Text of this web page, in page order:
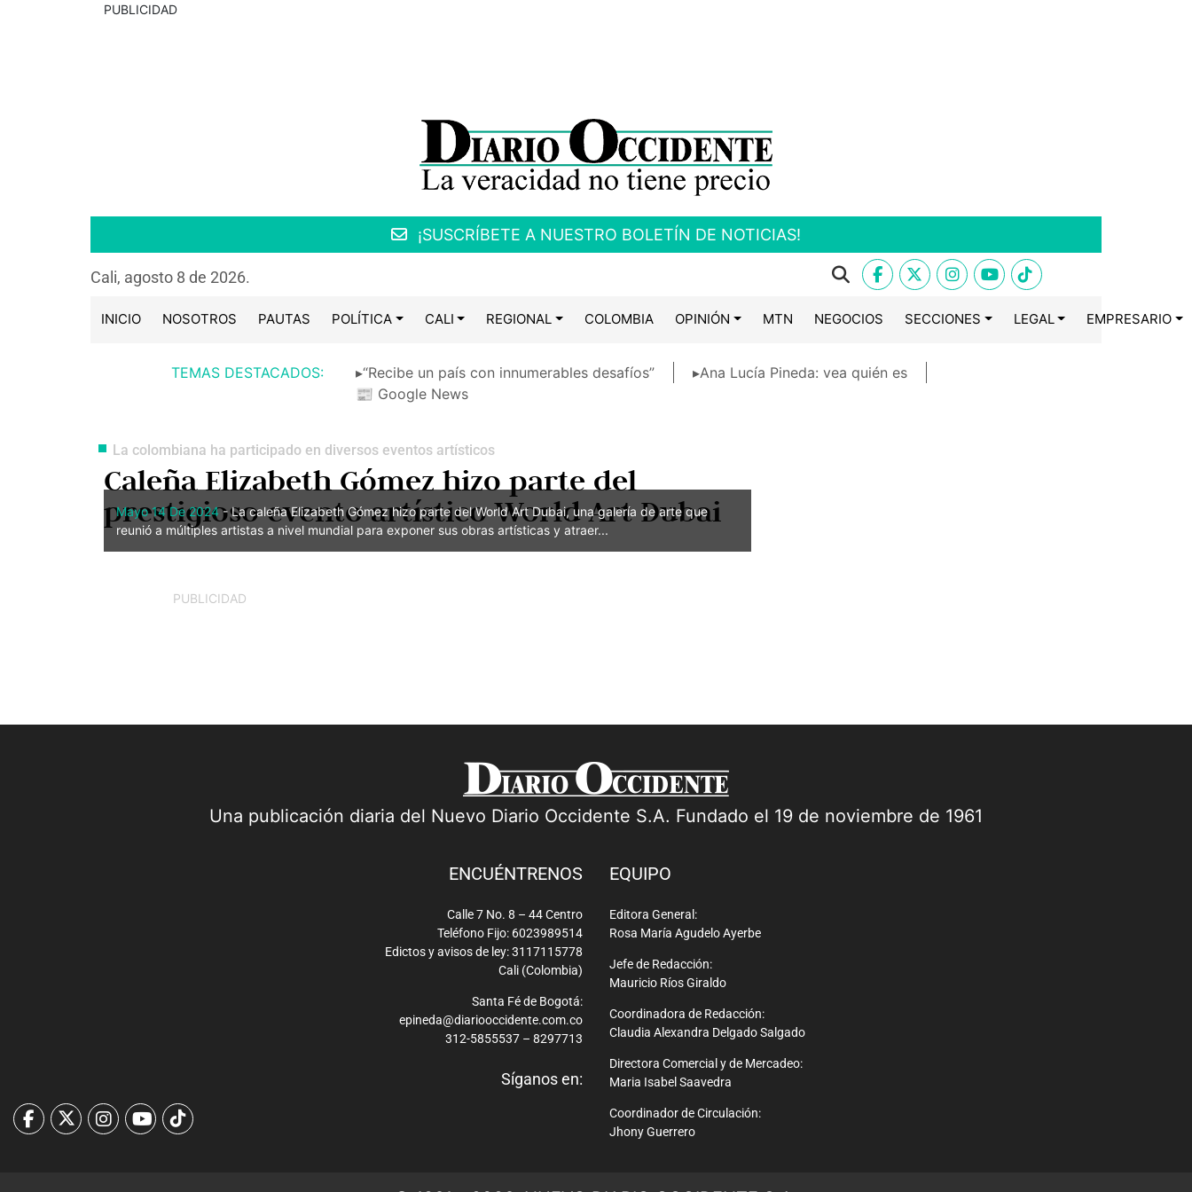
PUBLICIDAD
¡SUSCRÍBETE A NUESTRO BOLETÍN DE NOTICIAS!
Cali, agosto 8 de 2026.
INICIO NOSOTROS PAUTAS POLÍTICA CALI REGIONAL COLOMBIA OPINIÓN MTN NEGOCIOS SECCIONES LEGAL EMPRESARIO
TEMAS DESTACADOS: ▸“Recibe un país con innumerables desafíos”
▸Ana Lucía Pineda: vea quién es
📰 Google News
La colombiana ha participado en diversos eventos artísticos
Caleña Elizabeth Gómez hizo parte del
prestigioso evento artístico World Art Dubai
Mayo 14 De 2024- La caleña Elizabeth Gómez hizo parte del World Art Dubai, una galería de arte que
reunió a múltiples artistas a nivel mundial para exponer sus obras artísticas y atraer...
PUBLICIDAD
Una publicación diaria del Nuevo Diario Occidente S.A. Fundado el 19 de noviembre de 1961
ENCUÉNTRENOS
Calle 7 No. 8 – 44 Centro
Teléfono Fijo: 6023989514
Edictos y avisos de ley: 3117115778
Cali (Colombia)
Santa Fé de Bogotá:
epineda@diariooccidente.com.co
312-5855537 – 8297713
Síganos en:
EQUIPO
Editora General:
Rosa María Agudelo Ayerbe
Jefe de Redacción:
Mauricio Ríos Giraldo
Coordinadora de Redacción:
Claudia Alexandra Delgado Salgado
Directora Comercial y de Mercadeo:
Maria Isabel Saavedra
Coordinador de Circulación:
Jhony Guerrero